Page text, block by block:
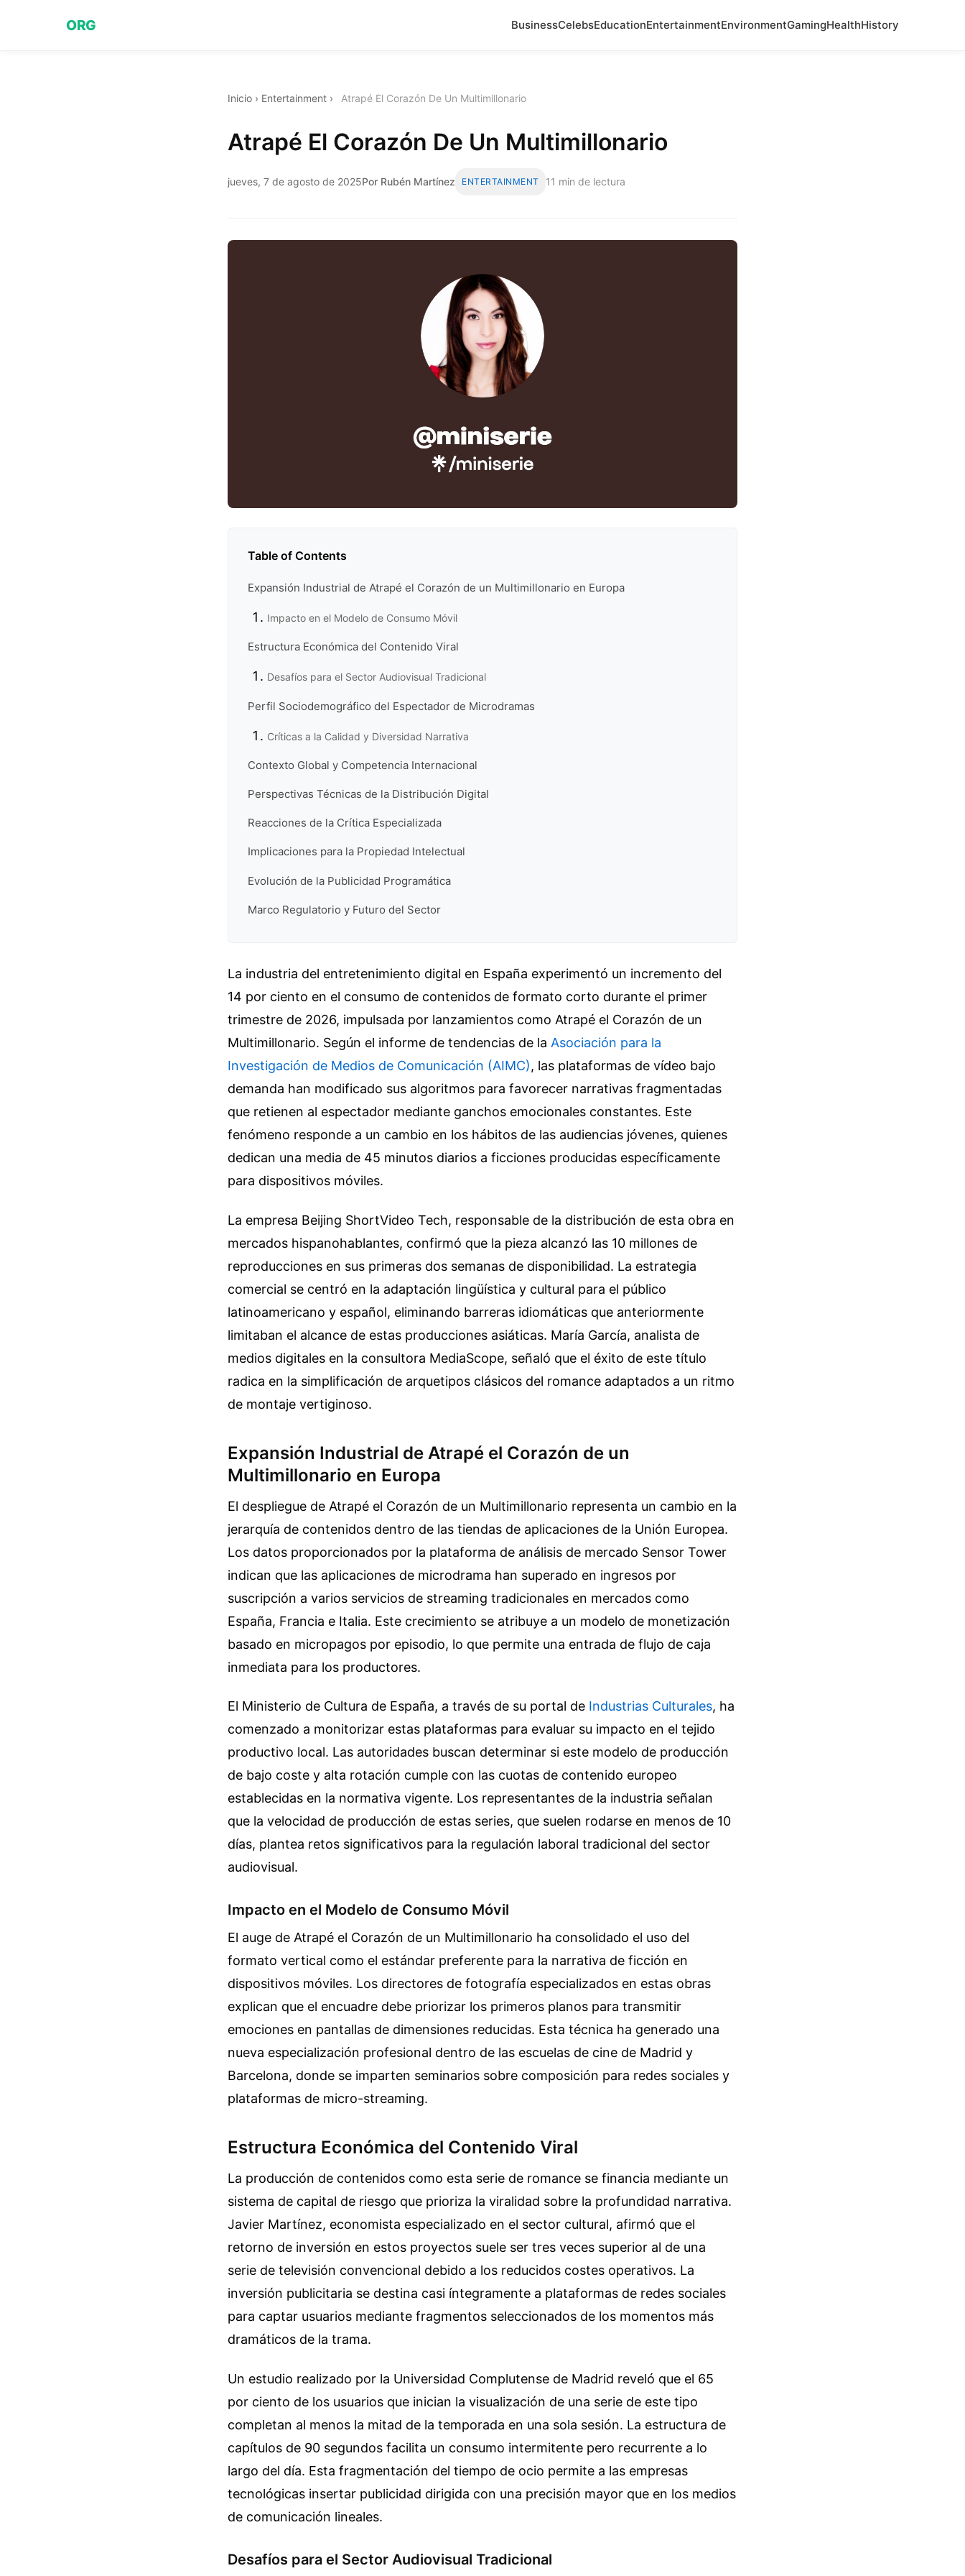
ORG BusinessCelebsEducationEntertainmentEnvironmentGamingHealthHistory
Inicio › Entertainment › Atrapé El Corazón De Un Multimillonario
Atrapé El Corazón De Un Multimillonario
jueves, 7 de agosto de 2025Por Rubén Martínez ENTERTAINMENT 11 min de lectura
Table of Contents
Expansión Industrial de Atrapé el Corazón de un Multimillonario en Europa
Impacto en el Modelo de Consumo Móvil
Estructura Económica del Contenido Viral
Desafíos para el Sector Audiovisual Tradicional
Perfil Sociodemográfico del Espectador de Microdramas
Críticas a la Calidad y Diversidad Narrativa
Contexto Global y Competencia Internacional
Perspectivas Técnicas de la Distribución Digital
Reacciones de la Crítica Especializada
Implicaciones para la Propiedad Intelectual
Evolución de la Publicidad Programática
Marco Regulatorio y Futuro del Sector
La industria del entretenimiento digital en España experimentó un incremento del
14 por ciento en el consumo de contenidos de formato corto durante el primer
trimestre de 2026, impulsada por lanzamientos como Atrapé el Corazón de un
Multimillonario. Según el informe de tendencias de la Asociación para la
Investigación de Medios de Comunicación (AIMC), las plataformas de vídeo bajo
demanda han modificado sus algoritmos para favorecer narrativas fragmentadas
que retienen al espectador mediante ganchos emocionales constantes. Este
fenómeno responde a un cambio en los hábitos de las audiencias jóvenes, quienes
dedican una media de 45 minutos diarios a ficciones producidas específicamente
para dispositivos móviles.
La empresa Beijing ShortVideo Tech, responsable de la distribución de esta obra en
mercados hispanohablantes, confirmó que la pieza alcanzó las 10 millones de
reproducciones en sus primeras dos semanas de disponibilidad. La estrategia
comercial se centró en la adaptación lingüística y cultural para el público
latinoamericano y español, eliminando barreras idiomáticas que anteriormente
limitaban el alcance de estas producciones asiáticas. María García, analista de
medios digitales en la consultora MediaScope, señaló que el éxito de este título
radica en la simplificación de arquetipos clásicos del romance adaptados a un ritmo
de montaje vertiginoso.
Expansión Industrial de Atrapé el Corazón de un
Multimillonario en Europa
El despliegue de Atrapé el Corazón de un Multimillonario representa un cambio en la
jerarquía de contenidos dentro de las tiendas de aplicaciones de la Unión Europea.
Los datos proporcionados por la plataforma de análisis de mercado Sensor Tower
indican que las aplicaciones de microdrama han superado en ingresos por
suscripción a varios servicios de streaming tradicionales en mercados como
España, Francia e Italia. Este crecimiento se atribuye a un modelo de monetización
basado en micropagos por episodio, lo que permite una entrada de flujo de caja
inmediata para los productores.
El Ministerio de Cultura de España, a través de su portal de Industrias Culturales, ha
comenzado a monitorizar estas plataformas para evaluar su impacto en el tejido
productivo local. Las autoridades buscan determinar si este modelo de producción
de bajo coste y alta rotación cumple con las cuotas de contenido europeo
establecidas en la normativa vigente. Los representantes de la industria señalan
que la velocidad de producción de estas series, que suelen rodarse en menos de 10
días, plantea retos significativos para la regulación laboral tradicional del sector
audiovisual.
Impacto en el Modelo de Consumo Móvil
El auge de Atrapé el Corazón de un Multimillonario ha consolidado el uso del
formato vertical como el estándar preferente para la narrativa de ficción en
dispositivos móviles. Los directores de fotografía especializados en estas obras
explican que el encuadre debe priorizar los primeros planos para transmitir
emociones en pantallas de dimensiones reducidas. Esta técnica ha generado una
nueva especialización profesional dentro de las escuelas de cine de Madrid y
Barcelona, donde se imparten seminarios sobre composición para redes sociales y
plataformas de micro-streaming.
Estructura Económica del Contenido Viral
La producción de contenidos como esta serie de romance se financia mediante un
sistema de capital de riesgo que prioriza la viralidad sobre la profundidad narrativa.
Javier Martínez, economista especializado en el sector cultural, afirmó que el
retorno de inversión en estos proyectos suele ser tres veces superior al de una
serie de televisión convencional debido a los reducidos costes operativos. La
inversión publicitaria se destina casi íntegramente a plataformas de redes sociales
para captar usuarios mediante fragmentos seleccionados de los momentos más
dramáticos de la trama.
Un estudio realizado por la Universidad Complutense de Madrid reveló que el 65
por ciento de los usuarios que inician la visualización de una serie de este tipo
completan al menos la mitad de la temporada en una sola sesión. La estructura de
capítulos de 90 segundos facilita un consumo intermitente pero recurrente a lo
largo del día. Esta fragmentación del tiempo de ocio permite a las empresas
tecnológicas insertar publicidad dirigida con una precisión mayor que en los medios
de comunicación lineales.
Desafíos para el Sector Audiovisual Tradicional